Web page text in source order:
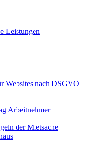
Leistungen
Websites nach DSGVO
Arbeitnehmer
der Mietsache